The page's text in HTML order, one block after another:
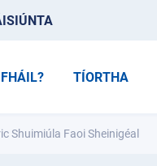
TÍORTHA
Shuimiúla Faoi Sheinigéal